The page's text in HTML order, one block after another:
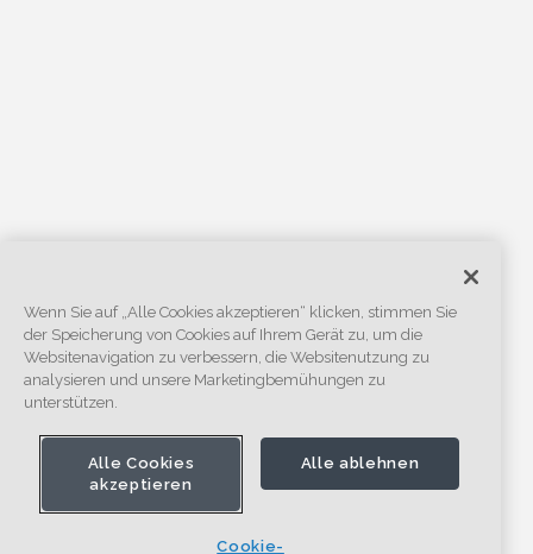
Wenn Sie auf „Alle Cookies akzeptieren“ klicken, stimmen Sie
der Speicherung von Cookies auf Ihrem Gerät zu, um die
Websitenavigation zu verbessern, die Websitenutzung zu
analysieren und unsere Marketingbemühungen zu
unterstützen.
Alle Cookies
akzeptieren
Alle ablehnen
Cookie-